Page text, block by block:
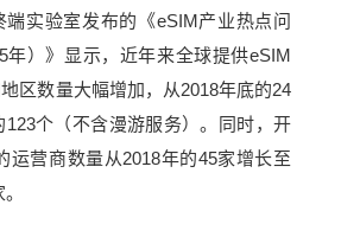
端实验室发布的《eSIM产业热点问
年）》显示，近年来全球提供eSIM
区数量大幅增加，从2018年底的24
123个（不含漫游服务）。同时，开
运营商数量从2018年的45家增长至